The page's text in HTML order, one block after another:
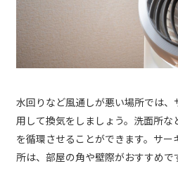
水回りなど風通しが悪い場所では
用して換気をしましょう。洗面所
を循環させることができます。サ
所は、部屋の角や壁際がおすすめで